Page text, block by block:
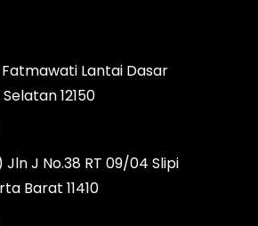
Lantai Dasar
12150
Jln J No.38 RT 09/04 Slipi
Barat 11410